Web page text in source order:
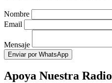
Nombre
Email
Mensaje
Enviar por WhatsApp
Apoya Nuestra Radio